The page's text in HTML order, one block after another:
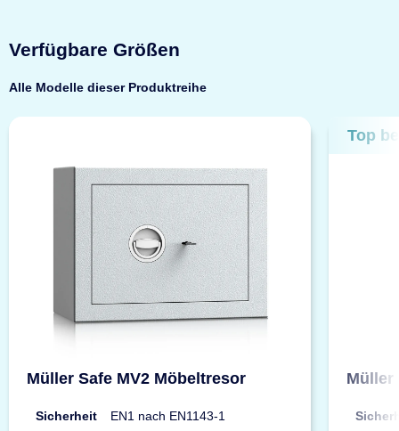
Verfügbare Größen
Alle Modelle dieser Produktreihe
Müller Safe MV2 Möbeltresor
Sicherheit
EN1 nach EN1143-1
Top
Müller